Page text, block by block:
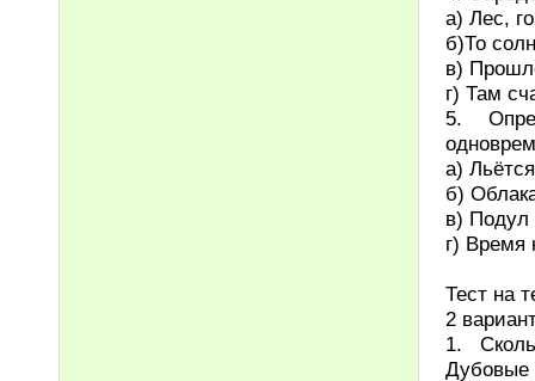
а) Лес,
б)То
в)
г) Там
5.
а)
б)
в) Подул
г) Время
Тест на
2
1.